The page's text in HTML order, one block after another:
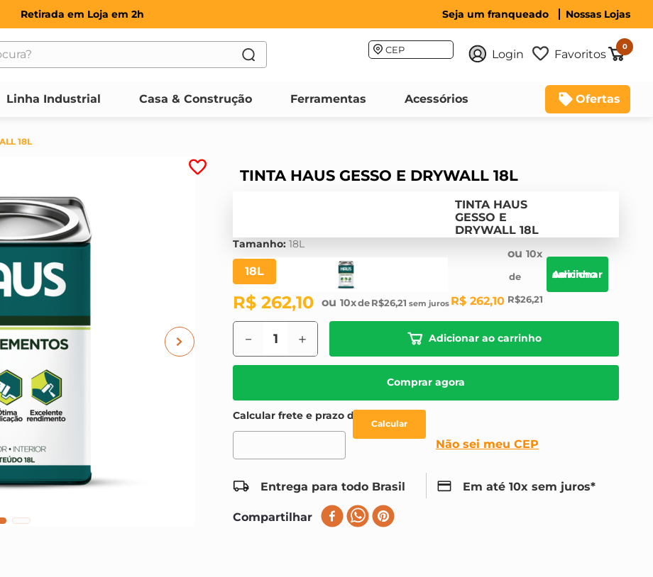
Retirada em Loja em 2h Seja um franqueado Nossas Lojas
CEP Login Favoritos
0
Linha Industrial Casa & Construção Ferramentas Acessórios Ofertas
18L
TINTA HAUS GESSO E DRYWALL 18L
TINTA HAUS
GESSO E
DRYWALL 18L
R$ 262,10
10
R$26,21
Adicionar ao carrinho
Tamanho: 18L
18L
R$ 262,10 10 R$26,21
＋
－ Adicionar ao carrinho
Comprar agora
Não sei meu CEP
Entrega para todo Brasil Em até 10x sem juros*
Compartilhar